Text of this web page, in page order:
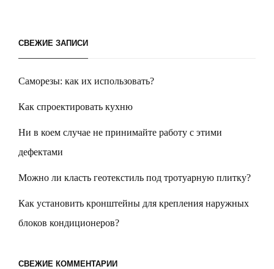
СВЕЖИЕ ЗАПИСИ
Саморезы: как их использовать?
Как спроектировать кухню
Ни в коем случае не принимайте работу с этими
дефектами
Можно ли класть геотекстиль под тротуарную плитку?
Как установить кронштейны для крепления наружных
блоков кондиционеров?
СВЕЖИЕ КОММЕНТАРИИ